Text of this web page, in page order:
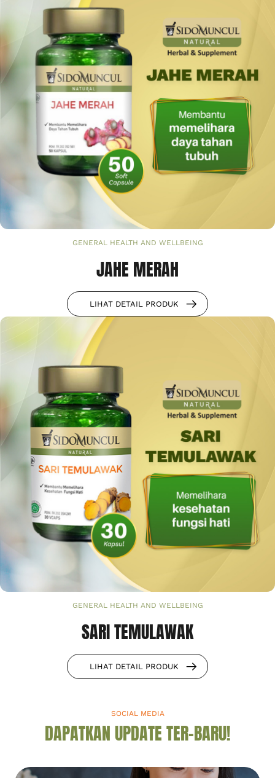
GENERAL HEALTH AND WELLBEING
JAHE MERAH
LIHAT DETAIL PRODUK
GENERAL HEALTH AND WELLBEING
SARI TEMULAWAK
LIHAT DETAIL PRODUK
SOCIAL MEDIA
DAPATKAN UPDATE TER-BARU!